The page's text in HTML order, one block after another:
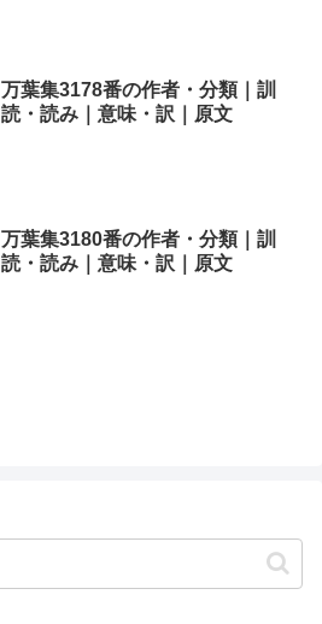
万葉集3178番の作者・分類｜訓
読・読み｜意味・訳｜原文
万葉集3180番の作者・分類｜訓
読・読み｜意味・訳｜原文